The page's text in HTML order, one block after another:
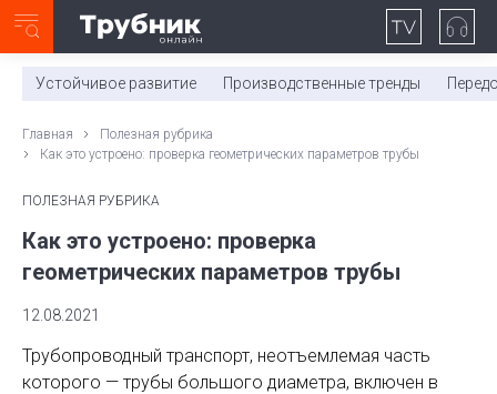
0:00/ 11:03
Устойчивое развитие Производственные тренды
Главная
Полезная рубрика
Как это устроено: проверка геометрических параметров трубы
ПОЛЕЗНАЯ РУБРИКА
Как это устроено: проверка
геометрических параметров трубы
12.08.2021
Трубопроводный транспорт, неотъемлемая часть
которого — трубы большого диаметра, включен в